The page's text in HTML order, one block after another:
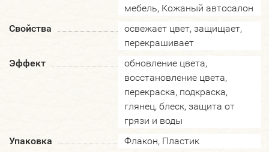
мебель, Кожаный автосалон
Свойства
освежает цвет, защищает,
перекрашивает
Эффект
обновление цвета,
восстановление цвета,
перекраска, подкраска,
глянец, блеск, защита от
грязи и воды
Упаковка
Флакон, Пластик